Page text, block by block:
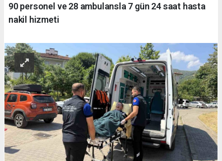
90 personel ve 28 ambulansla 7 gün 24 saat hasta
nakil hizmeti